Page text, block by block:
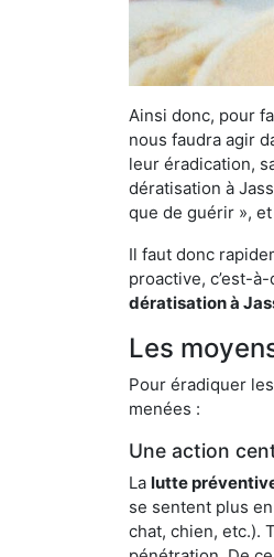
Ainsi donc, pour
nous faudra agir
leur éradication,
dératisation à
que de guérir »,
Il faut donc
proactive, c’est-
dératisation à
Les
Pour éradiquer
menées :
Une action
La lutte
se sentent plus
chat, chien, etc.).